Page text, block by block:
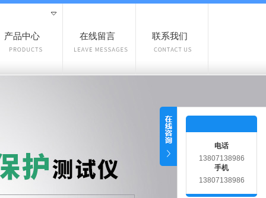
产品中心 在线留言 联系我们
电话
13807138986
手机
13807138986